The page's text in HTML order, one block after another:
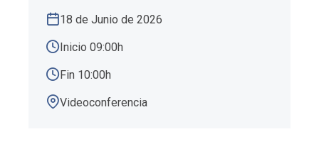
18 de Junio de 2026
Inicio 09:00h
Fin 10:00h
Videoconferencia